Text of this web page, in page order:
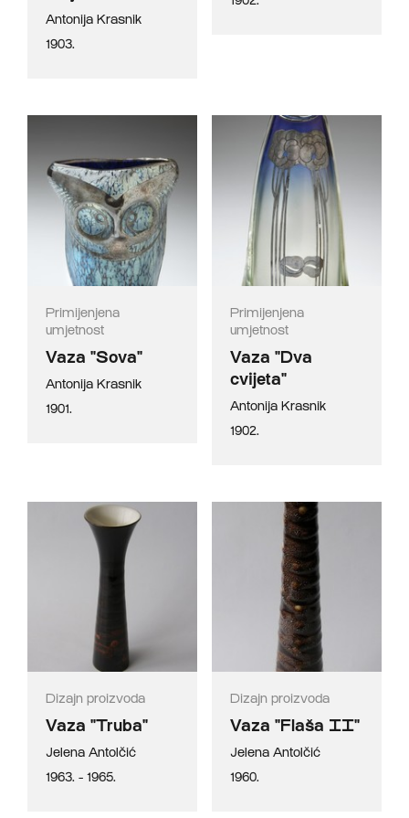
Antonija Krasnik
1903.
Primijenjena
umjetnost
Vaza "Sova"
Antonija Krasnik
1901.
Primijenjena
umjetnost
Vaza "Dva
cvijeta"
Antonija Krasnik
1902.
Dizajn proizvoda
Vaza "Truba"
Jelena Antolčić
1963. - 1965.
Dizajn proizvoda
Vaza "Flaša II"
Jelena Antolčić
1960.